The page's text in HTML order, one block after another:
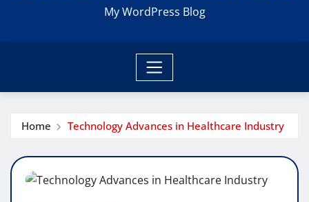
My WordPress Blog
Home Technology Advances in Healthcare Industry